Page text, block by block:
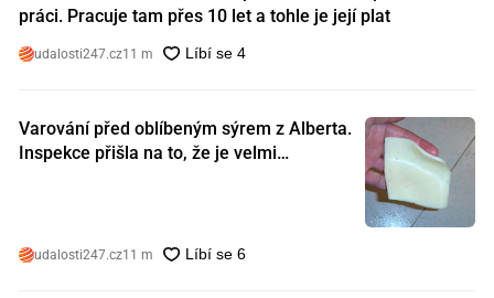
práci. Pracuje tam přes 10 let a tohle je její plat
udalosti247.cz11 m
Varování před oblíbeným sýrem z Alberta.
Inspekce přišla na to, že je velmi
udalosti247.cz11 m